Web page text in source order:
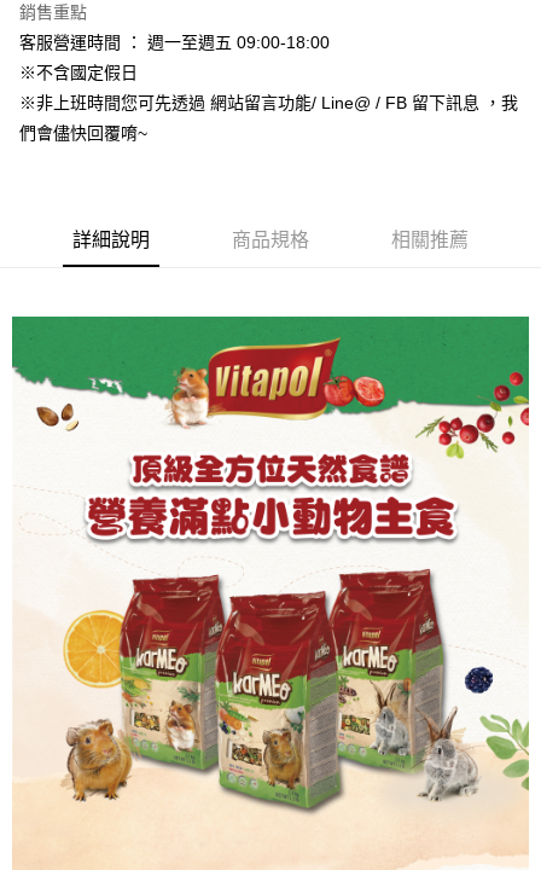
台新國際商業銀行
台灣樂天信用卡公司
Google Pay
AFTEE先享後付
相關說明
【關於「AFTEE先享後付」】
AFTEE先享後付是「在收到商品之後才付款」的支付方式。 讓您購物簡單
【「AFTEE先享後付」結帳流程】
３．收到繳費通知簡訊後14天內，點擊此簡訊中的連結，可透過四大超商／
ATM／網路銀行／等多元方式進行付款，方視為交易完成。
※ 請注意：結帳手續完成當下不需立刻繳費，但若您需要取消訂單，請聯絡
購買商品的店家。未經商家同意取消之訂單仍視為有效，需透過AFTEE先享
※ 交易是否成功請以「AFTEE先享後付 」之結帳頁面顯示為準，若有關於
是否繳費成功／繳費後需取消欲退款等相關疑問，請聯繫「AFTEE先享後付
客戶支援中心」https://netprotections.freshdesk.com/support/home
【注意事項】
１．透過由恩沛科技股份有限公司提供之「AFTEE先享後付」服務完成之交
易，需依本服務之必要範圍內提供個人資料，並將交易相關給付款項請求債
權轉讓予恩沛科技股份有限公司。
２．關於個人資料處理事宜，請瀏覽以下網址：
https://aftee.tw/terms/#terms3
３．未成年的使用者請事先徵得法定代理人或監護人之同意方可使用
「AFTEE先享後付」，若未經同意申辦者引起之損失，本公司不負相關責
４．使用「AFTEE先享後付」時，將依據個別帳號之用戶狀況，依本公司即
時審查核予不同之上限額度；若仍有額度不足之情形，本公司將視審查結果
請求用戶進行身份認證。
５．嚴禁一人註冊多個帳號或使用他人資訊註冊。若發現惡意使用之情形，
ATM付款
全家取貨付款_限重5KG
每筆NT$60，滿NT$999(含以上)免運費
每筆NT$60，滿NT$999(含以上)免運費
萊爾富取貨付款_限重10KG
每筆NT$60，滿NT$999(含以上)免運費
付款後萊爾富取貨_限重10KG
每筆NT$60，滿NT$999(含以上)免運費
7-11取貨付款_限重10KG
每筆NT$60，滿NT$999(含以上)免運費
付款後7-11取貨_限重10KG
每筆NT$60，滿NT$999(含以上)免運費
每筆NT$120，滿NT$999(含以上)免運費
中壢限定｜毛速配 14:00前下單當日到！🐶
每筆NT$120，滿NT$999(含以上)免運費
銷售重點
客服營運時間 ： 週一至週五 09:00-18:00
※不含國定假日
※非上班時間您可先透過 網站留言功能/ Line@ / FB 留下訊息 ，我
們會儘快回覆唷~
詳細說明 商品規格 相關推薦